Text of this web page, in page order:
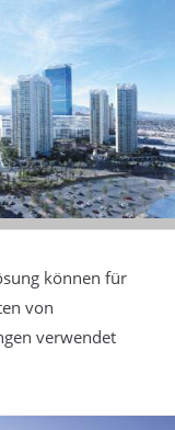
können für
von
verwendet